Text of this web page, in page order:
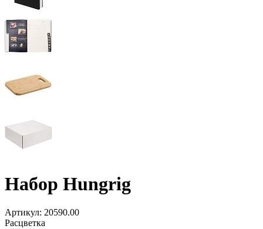
Набор Hungrig
Артикул: 20590.00
Расцветка